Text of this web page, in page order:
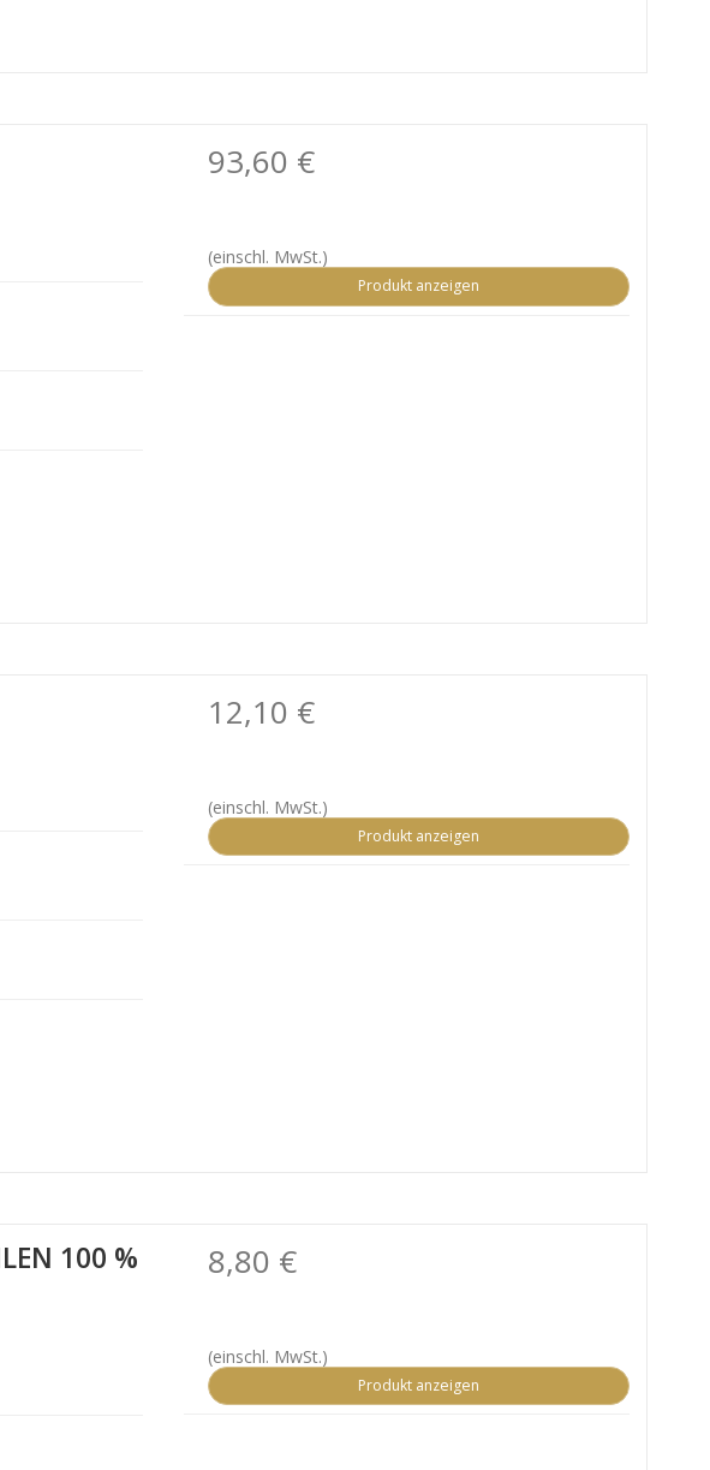
93,60 €
(einschl. MwSt.)
Produkt anzeigen
12,10 €
(einschl. MwSt.)
Produkt anzeigen
100 %
8,80 €
(einschl. MwSt.)
Produkt anzeigen